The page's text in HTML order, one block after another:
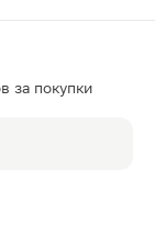
за покупки